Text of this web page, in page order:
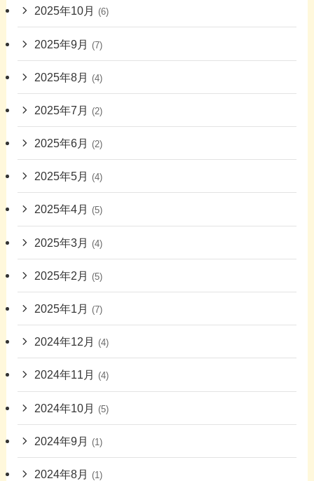
2025年10月 (6)
2025年9月 (7)
2025年8月 (4)
2025年7月 (2)
2025年6月 (2)
2025年5月 (4)
2025年4月 (5)
2025年3月 (4)
2025年2月 (5)
2025年1月 (7)
2024年12月 (4)
2024年11月 (4)
2024年10月 (5)
2024年9月 (1)
2024年8月 (1)